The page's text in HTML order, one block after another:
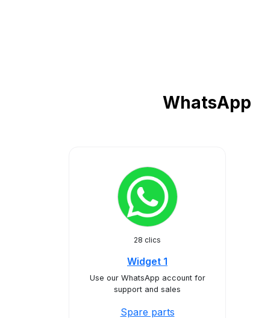
28 clics
Widget 1
Use our WhatsApp account for
support and sales
Spare parts